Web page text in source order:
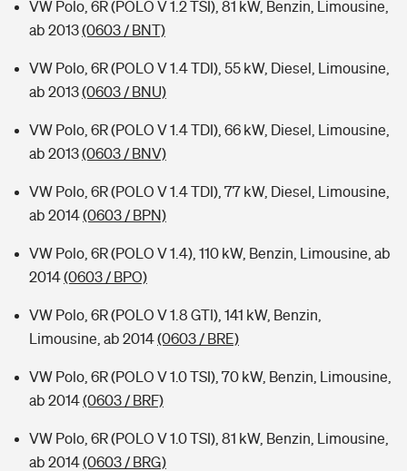
VW Polo, 6R (POLO V 1.2 TSI), 81 kW, Benzin, Limousine,
ab 2013(0603 / BNT)
VW Polo, 6R (POLO V 1.4 TDI), 55 kW, Diesel, Limousine,
ab 2013(0603 / BNU)
VW Polo, 6R (POLO V 1.4 TDI), 66 kW, Diesel, Limousine,
ab 2013(0603 / BNV)
VW Polo, 6R (POLO V 1.4 TDI), 77 kW, Diesel, Limousine,
ab 2014(0603 / BPN)
VW Polo, 6R (POLO V 1.4), 110 kW, Benzin, Limousine, ab
2014(0603 / BPO)
VW Polo, 6R (POLO V 1.8 GTI), 141 kW, Benzin,
Limousine, ab 2014(0603 / BRE)
VW Polo, 6R (POLO V 1.0 TSI), 70 kW, Benzin, Limousine,
ab 2014(0603 / BRF)
VW Polo, 6R (POLO V 1.0 TSI), 81 kW, Benzin, Limousine,
ab 2014(0603 / BRG)